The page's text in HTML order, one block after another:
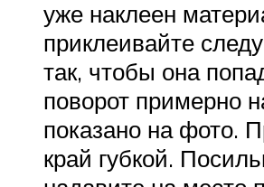
уже наклеен
приклеивайте
так, чтобы она
поворот примерно
показано на фото.
край губкой.